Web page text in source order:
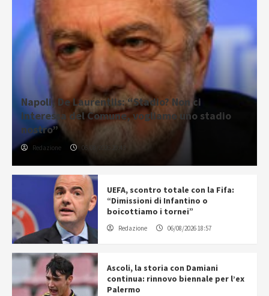
Napoli, De Laurentiis: “Stadio? Non ci
interessa del Comune, vogliamo uno stadio
nostro”
Redazione 06/08/2026 20:43
UEFA, scontro totale con la Fifa:
“Dimissioni di Infantino o
boicottiamo i tornei”
Redazione 06/08/2026 18:57
Ascoli, la storia con Damiani
continua: rinnovo biennale per l’ex
Palermo